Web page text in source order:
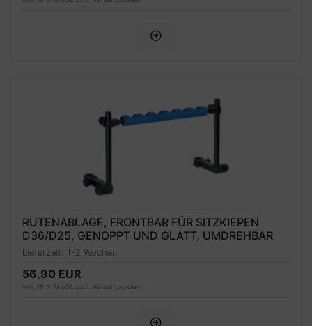
RUTENABLAGE, FRONTBAR FÜR SITZKIEPEN
D36/D25, GENOPPT UND GLATT, UMDREHBAR
Lieferzeit: 1-2 Wochen
56,90 EUR
inkl. 19 % MwSt. zzgl. Versandkosten